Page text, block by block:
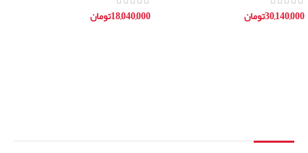
30,140,000تومان
18,040,000تومان